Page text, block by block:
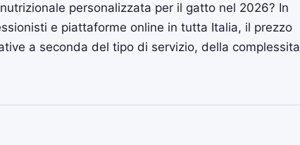
personalizzata per il gatto nel 2026? In
e piattaforme online in tutta Italia, il prezzo
a seconda del tipo di servizio, della complessita